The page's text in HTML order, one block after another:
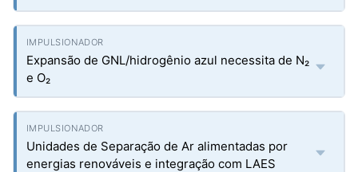
Expansão de GNL/hidrogênio azul necessita de N₂
e O₂
Unidades de Separação de Ar alimentadas por
energias renováveis e integração com LAES